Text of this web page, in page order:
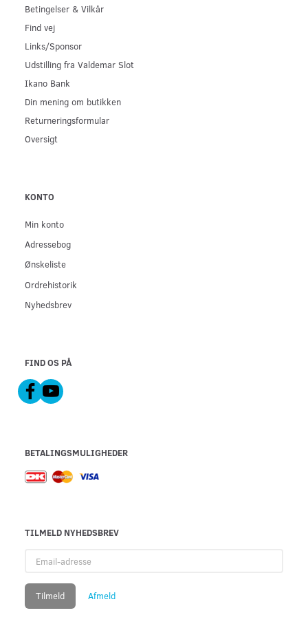
Betingelser & Vilkår
Find vej
Links/Sponsor
Udstilling fra Valdemar Slot
Ikano Bank
Din mening om butikken
Returneringsformular
Oversigt
KONTO
Min konto
Adressebog
Ønskeliste
Ordrehistorik
Nyhedsbrev
FIND OS PÅ
BETALINGSMULIGHEDER
TILMELD NYHEDSBREV
adresse
Tilmeld Afmeld